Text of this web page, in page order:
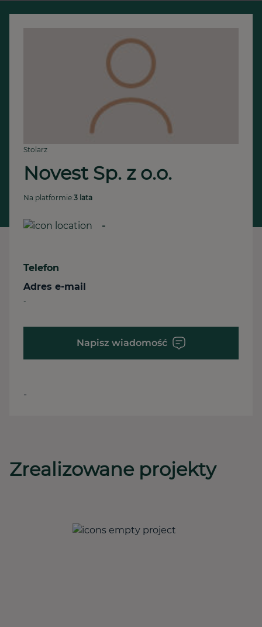
Stolarz
Novest Sp. z o.o.
Na platformie:3 lata
-
Telefon
Adres e-mail
-
Napisz wiadomość
-
Zrealizowane projekty